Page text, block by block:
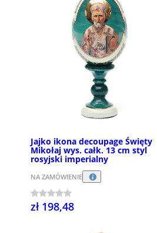
Jajko ikona decoupage Święty
Mikołaj wys. całk. 13 cm styl
rosyjski imperialny
NA ZAMÓWIENIE
zł 198,48